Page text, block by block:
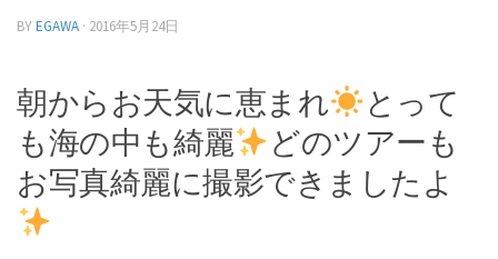
BYEGAWA · 2016年5月24日
朝からお天気に恵まれ
とって
も海の中も綺麗
どのツアーも
お写真綺麗に撮影できましたよ